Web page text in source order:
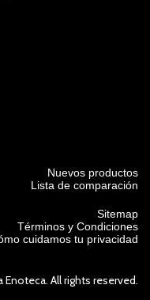
Nuevos productos
Lista de comparación
Sitemap
Términos y Condiciones
cuidamos tu privacidad
All rights reserved.